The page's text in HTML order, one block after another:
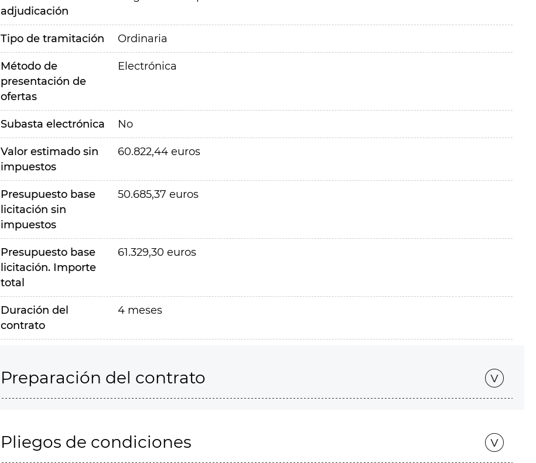
adjudicación
Tipo de tramitación Ordinaria
Método de
presentación de
ofertas
Electrónica
Subasta electrónica No
Valor estimado sin
impuestos
60.822,44 euros
Presupuesto base
licitación sin
impuestos
50.685,37 euros
Presupuesto base
licitación. Importe
total
61.329,30 euros
Duración del
contrato
4 meses
Preparación del contrato
Pliegos de condiciones